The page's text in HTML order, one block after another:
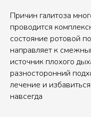
Причин галитоза
проводится
состояние ротовой
направляет к
источник плохого
разносторонний
лечение и
навсегда